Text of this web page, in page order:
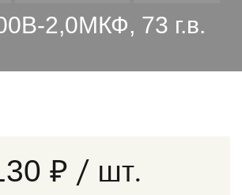
2,0МКФ, 73 г.в.
₽ / шт.